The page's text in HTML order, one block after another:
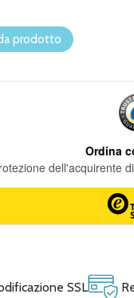
prodotto
SSL